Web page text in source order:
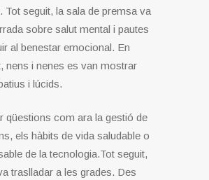
Tot seguit, la sala de premsa va
sobre salut mental i pautes
al benestar emocional. En
nens i nenes es van mostrar
i lúcids.
qüestions com ara la gestió de
els hàbits de vida saludable o
de la tecnologia.Tot seguit,
traslladar a les grades. Des